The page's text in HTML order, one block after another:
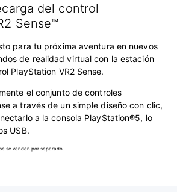
del control
Sense™
para tu próxima aventura en nuevos
de realidad virtual con la estación
PlayStation VR2 Sense.
el conjunto de controles
a través de un simple diseño con clic,
a la consola PlayStation®5, lo
USB.
se venden por separado.